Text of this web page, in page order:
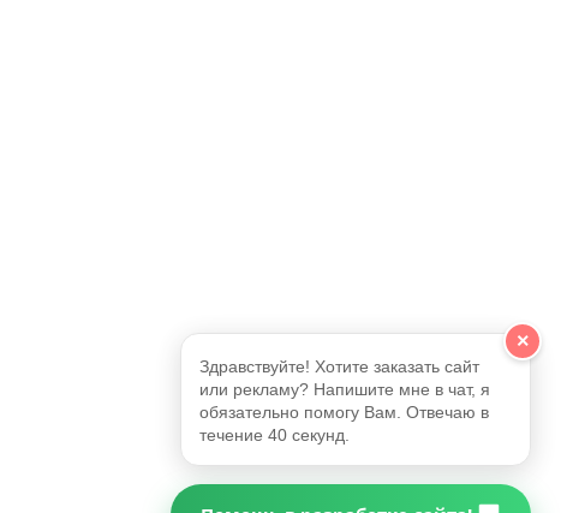
×
Здравствуйте! Хотите заказать сайт
или рекламу? Напишите мне в чат, я
обязательно помогу Вам. Отвечаю в
течение 40 секунд.
Фото📎😊👍✅🔥🤝